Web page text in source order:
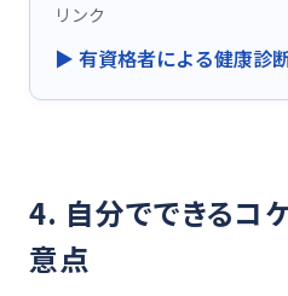
リンク
▶ 有資格者による健康診
4. 自分でできるコ
意点